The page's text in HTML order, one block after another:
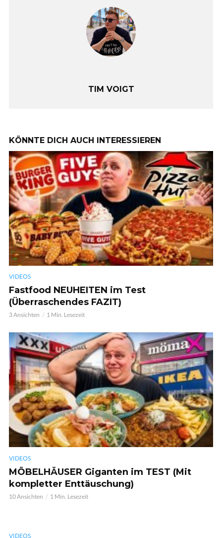
TIM VOIGT
KÖNNTE DICH AUCH INTERESSIEREN
VIDEOS
Fastfood NEUHEITEN im Test
(Überraschendes FAZIT)
3 Ansichten 1 Min. Lesezeit
VIDEOS
MÖBELHÄUSER Giganten im TEST (Mit
kompletter Enttäuschung)
10 Ansichten 1 Min. Lesezeit
VIDEOS